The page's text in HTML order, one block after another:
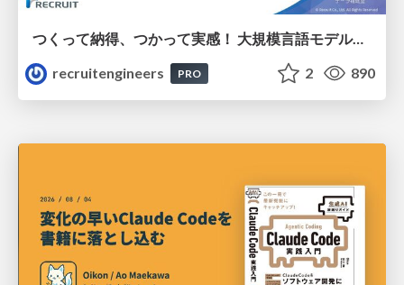
つくって納得、つかって実感！ 大規模言語モデルことはじめ ver2.0
recruitengineers
PRO 2 890